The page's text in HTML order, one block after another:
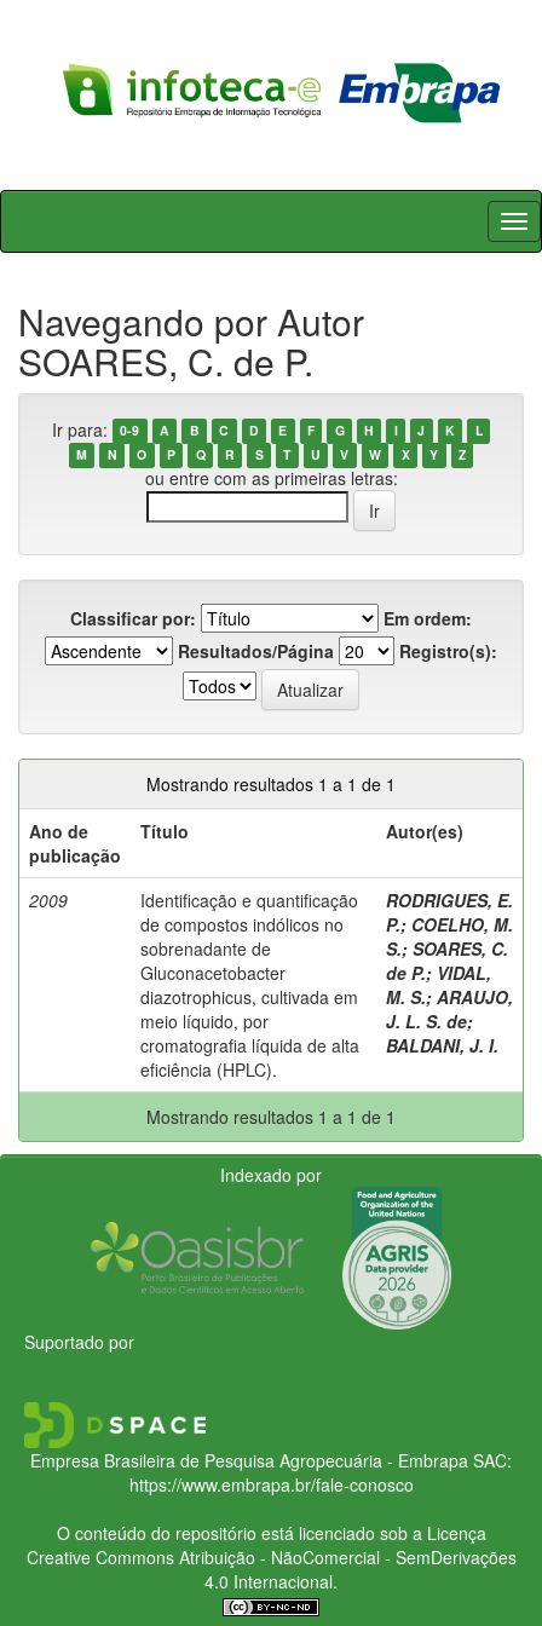
Skip
Navegando por Autor
SOARES, C. de P.
Ir para: 0-9 A B C D E F G H I J K
L
M
N O P Q R S T U V W X Y Z
ou entre com as primeiras letras:
Classificar por:
Em ordem:
Resultados/Página
Registro(s):
Mostrando resultados 1 a 1 de 1
Ano de
publicação
Título Autor(es)
2009
Identificação e quantificação
de compostos indólicos no
sobrenadante de
Gluconacetobacter
diazotrophicus, cultivada em
meio líquido, por
cromatografia líquida de alta
eficiência (HPLC).
RODRIGUES, E.
P.; COELHO, M.
S.; SOARES, C.
de P.; VIDAL,
M. S.; ARAUJO,
J. L. S. de;
BALDANI, J. I.
Mostrando resultados 1 a 1 de 1
Indexado por
Suportado por
Empresa Brasileira de Pesquisa Agropecuária - Embrapa SAC:
https://www.embrapa.br/fale-conosco
O conteúdo do repositório está licenciado sob a Licença
Creative CommonsAtribuição - NãoComercial - SemDerivações
4.0 Internacional.